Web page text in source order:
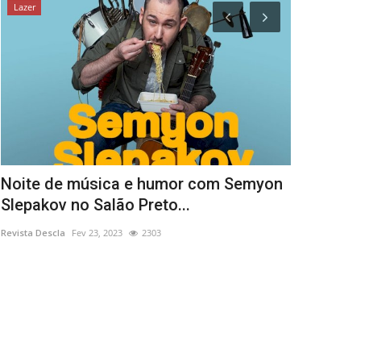
Lazer
Noite de música e humor com Semyon
Slepakov no Salão Preto...
Revista Descla Fev 23, 2023 2303